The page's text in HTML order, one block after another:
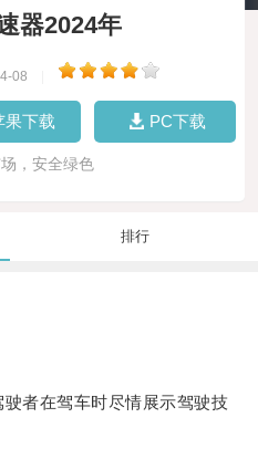
器2024年
08
果下载 PC下载
，安全绿色
排行
者在驾车时尽情展示驾驶技